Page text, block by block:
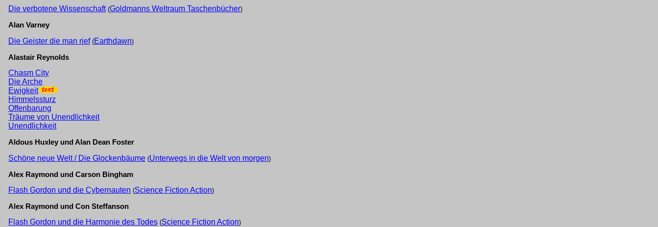
Die verbotene Wissenschaft(Goldmanns Weltraum Taschenbücher)
Alan Varney
Die Geister die man rief(Earthdawn)
Alastair Reynolds
Chasm City
Die Arche
Ewigkeit
Himmelssturz
Offenbarung
Träume von Unendlichkeit
Unendlichkeit
Aldous Huxley und Alan Dean Foster
Schöne neue Welt / Die Glockenbäume (Unterwegs in die Welt von morgen)
Alex Raymond und Carson Bingham
Flash Gordon und die Cybernauten (Science Fiction Action)
Alex Raymond und Con Steffanson
Flash Gordon und die Harmonie des Todes (Science Fiction Action)